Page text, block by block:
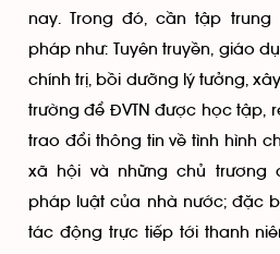
nay. Trong đó, cần tập
pháp như: Tuyên truyền, giáo
chính trị, bồi dưỡng lý tưởng,
trường để ĐVTN được học tập,
trao đổi thông tin về tình hình
xã hội và những chủ trương
pháp luật của nhà nước; đặc
tác động trực tiếp tới thanh